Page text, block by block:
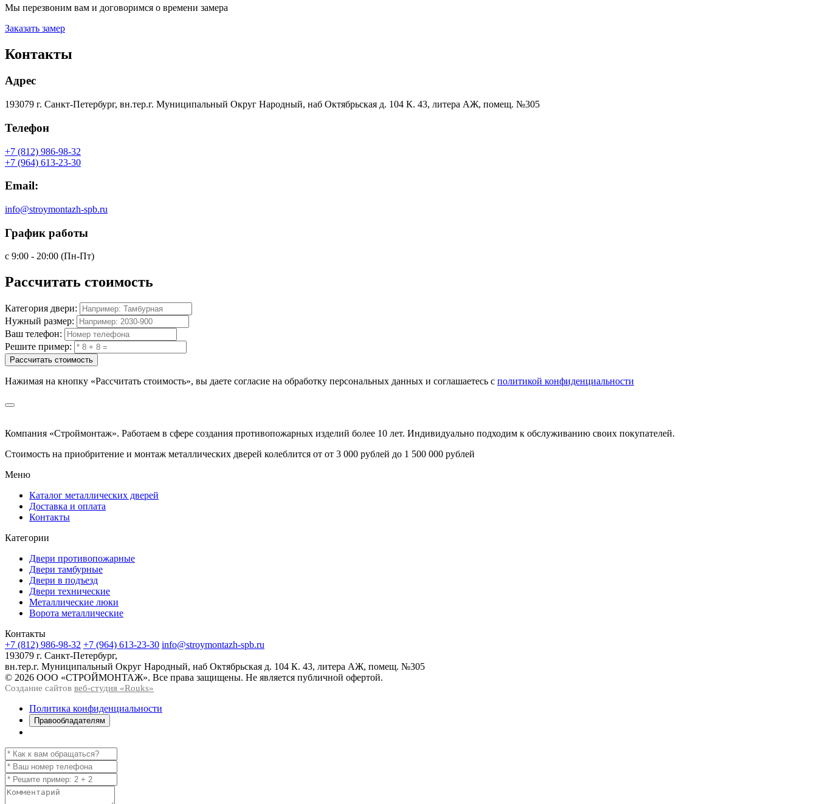
Мы перезвоним вам и договоримся о времени замера
Заказать замер
Контакты
Адрес
193079 г. Санкт-Петербург, вн.тер.г. Муниципальный Округ Народный, наб Октябрьская д. 104 К. 43, литера АЖ, помещ. №305
Телефон
+7 (812) 986-98-32
+7 (964) 613-23-30
Email:
info@stroymontazh-spb.ru
График работы
с 9:00 - 20:00 (Пн-Пт)
Рассчитать стоимость
Категория двери:
Нужный размер:
Ваш телефон:
Решите пример:
Рассчитать стоимость
Нажимая на кнопку «Рассчитать стоимость», вы даете согласие на обработку персональных данных и соглашаетесь с политикой конфиденциальности
Компания «Строймонтаж». Работаем в сфере создания противопожарных изделий более 10 лет. Индивидуально подходим к обслуживанию своих покупателей.
Стоимость на приобритение и монтаж металлических дверей колеблится от от 3 000 рублей до 1 500 000 рублей
Меню
Каталог металлических дверей
Доставка и оплата
Контакты
Категории
Двери противопожарные
Двери тамбурные
Двери в подъезд
Двери технические
Металлические люки
Ворота металлические
Контакты
+7 (812) 986-98-32 +7 (964) 613-23-30 info@stroymontazh-spb.ru
193079 г. Санкт-Петербург,
вн.тер.г. Муниципальный Округ Народный, наб Октябрьская д. 104 К. 43, литера АЖ, помещ. №305
© 2026 ООО «СТРОЙМОНТАЖ». Все права защищены. Не является публичной офертой.
Создание сайтов веб-студия «Rouks»
Политика конфиденциальности
Правообладателям